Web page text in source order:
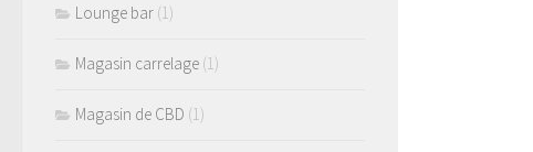
Lounge bar (1)
Magasin carrelage (1)
Magasin de CBD (1)